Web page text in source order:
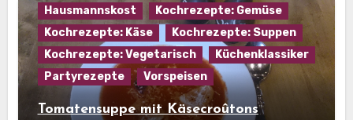
Hausmannskost
Kochrezepte: Gemüse
Kochrezepte: Käse
Kochrezepte: Suppen
Kochrezepte: Vegetarisch
Küchenklassiker
Partyrezepte
Vorspeisen
Tomatensuppe mit Käsecroûtons